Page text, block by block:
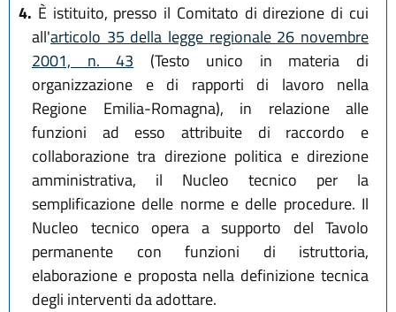
4. È istituito, presso il Comitato di direzione di cui
all'articolo 35 della legge regionale 26 novembre
2001, n. 43 (Testo unico in materia di
organizzazione e di rapporti di lavoro nella
Regione Emilia-Romagna), in relazione alle
funzioni ad esso attribuite di raccordo e
collaborazione tra direzione politica e direzione
amministrativa, il Nucleo tecnico per la
semplificazione delle norme e delle procedure. Il
Nucleo tecnico opera a supporto del Tavolo
permanente con funzioni di istruttoria,
elaborazione e proposta nella definizione tecnica
degli interventi da adottare.